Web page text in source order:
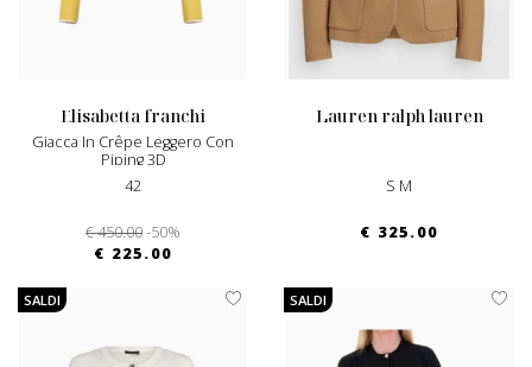
elisabetta franchi
Giacca In Crêpe Leggero Con
Piping 3D
42
€ 450.00-50%
€ 225.00
lauren ralph lauren
S M
€ 325.00
SALDI SALDI